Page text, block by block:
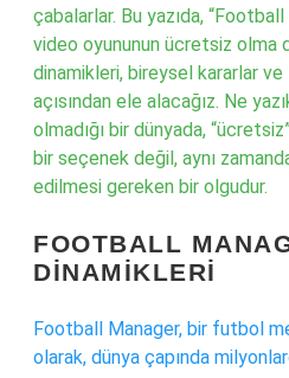
çabalarlar. Bu yazıda,
video oyununun ücretsiz olma
dinamikleri, bireysel kararlar
açısından ele alacağız. Ne
olmadığı bir dünyada,
bir seçenek değil, aynı
edilmesi gereken bir olgudur.
FOOTBALL
DINAMIKLERI
Football Manager, bir futbol
olarak, dünya çapında